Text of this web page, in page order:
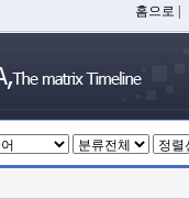
홈으로